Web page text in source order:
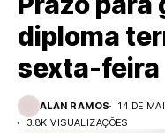
diploma
sexta-feira
ALAN RAMOS 14 DE
3.8K VISUALIZAÇÕES